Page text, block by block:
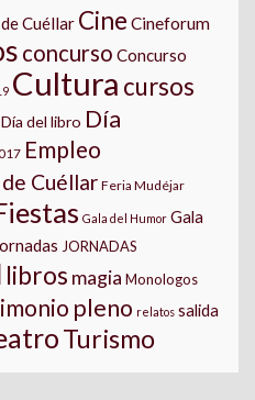
Cuéllar Cine Cineforum
concurso Concurso
Cultura cursos
Día del libro Día
Empleo
CuéllarFeria Mudéjar
Gala del Humor Gala
JORNADAS
libros magia Monologos
pleno relatos salida
Turismo